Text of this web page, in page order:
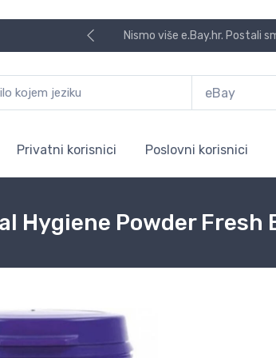
Nismo više e.Bay.hr. Postali
Privatni korisnici Poslovni korisnici
Hygiene Powder